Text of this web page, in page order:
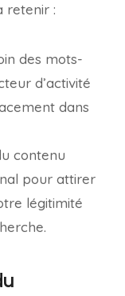
retenir :
des mots-
d’activité
dans
contenu
pour attirer
légitimité